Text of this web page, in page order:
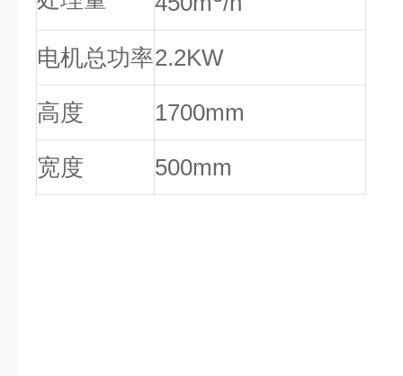
电机总功率2.2KW
高度 1700mm
宽度 500mm